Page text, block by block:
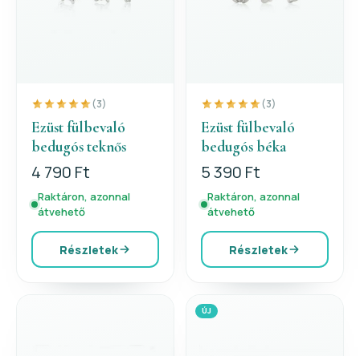
(3)
Ezüst fülbevaló
bedugós teknős
4 790 Ft
Raktáron, azonnal
átvehető
Részletek
(3)
Ezüst fülbevaló
bedugós béka
5 390 Ft
Raktáron, azonnal
átvehető
Részletek
ÚJ